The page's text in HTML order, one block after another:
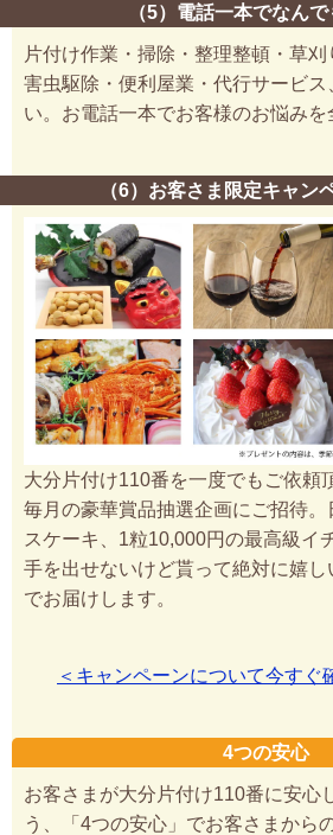
（5）電話一本でなんで
片付け作業・掃除・整理整頓・草刈
害虫駆除・便利屋業・代行サービス
い。お電話一本でお客様のお悩みを
（6）お客さま限定キャン
大分片付け110番を一度でもご依頼
毎月の豪華賞品抽選企画にご招待
スケーキ、1粒10,000円の最高級イ
手を出せないけど貰って絶対に嬉し
でお届けします。
＜キャンペーンについて今すぐ
4つの安心
お客さまが大分片付け110番に安心
う、「4つの安心」でお客さまから